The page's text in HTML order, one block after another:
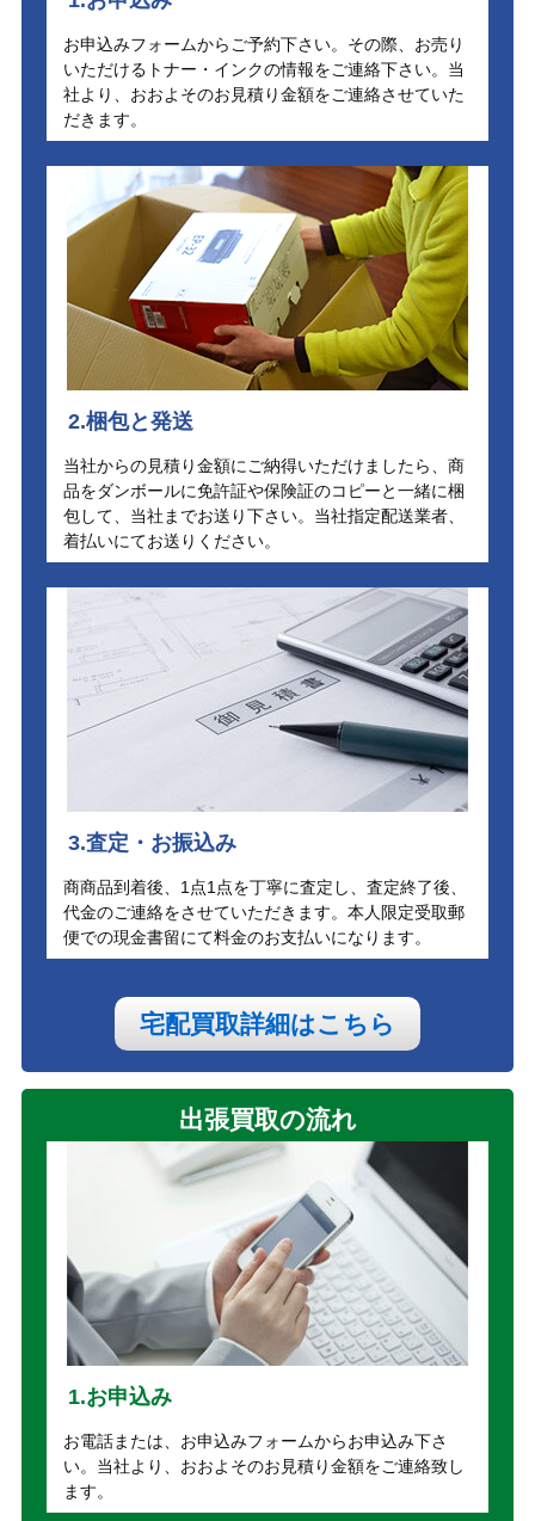
お申込みフォームからご予約下さい。その際、お売り
いただけるトナー・インクの情報をご連絡下さい。当
社より、おおよそのお見積り金額をご連絡させていた
だきます。
2.梱包と発送
当社からの見積り金額にご納得いただけましたら、商
品をダンボールに免許証や保険証のコピーと一緒に梱
包して、当社までお送り下さい。当社指定配送業者、
着払いにてお送りください。
3.査定・お振込み
商商品到着後、1点1点を丁寧に査定し、査定終了後、
代金のご連絡をさせていただきます。本人限定受取郵
便での現金書留にて料金のお支払いになります。
宅配買取詳細はこちら
出張買取の流れ
1.お申込み
お電話または、お申込みフォームからお申込み下さ
い。当社より、おおよそのお見積り金額をご連絡致し
ます。